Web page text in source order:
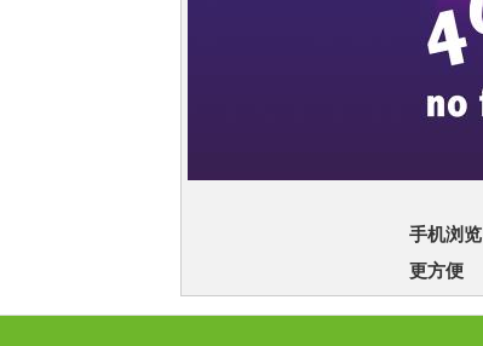
手机浏览
更方便